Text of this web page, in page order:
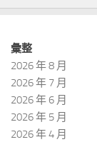
彙整
2026 年 8 月
2026 年 7 月
2026 年 6 月
2026 年 5 月
2026 年 4 月